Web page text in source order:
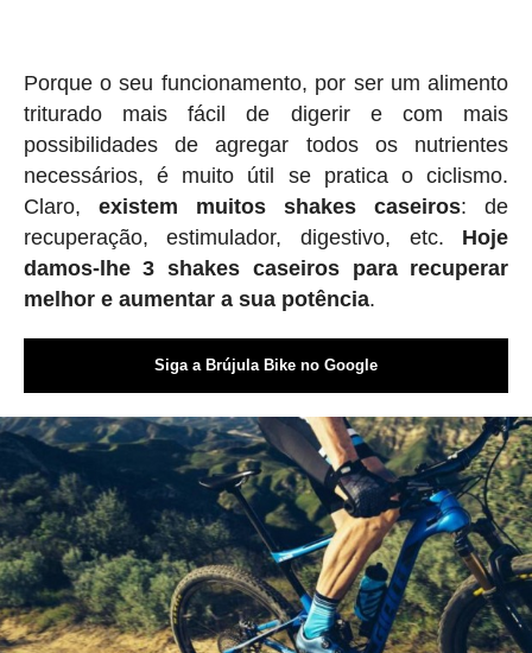
Porque o seu funcionamento, por ser um alimento
triturado mais fácil de digerir e com mais
possibilidades de agregar todos os nutrientes
necessários, é muito útil se pratica o ciclismo.
Claro, existem muitos shakes caseiros: de
recuperação, estimulador, digestivo, etc. Hoje
damos-lhe 3 shakes caseiros para recuperar
melhor e aumentar a sua potência.
Siga a Brújula Bike no Google